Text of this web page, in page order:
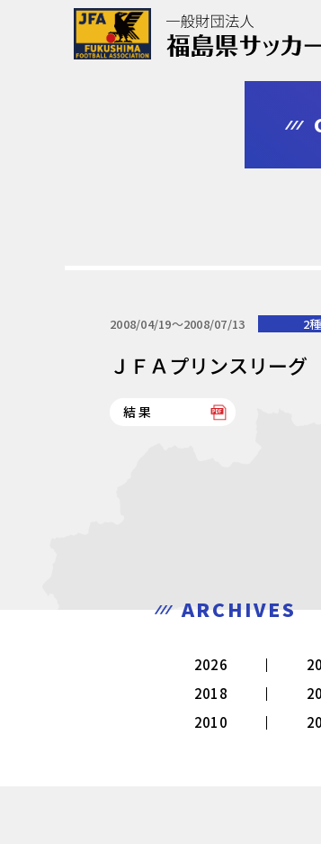
協会について
審判・指導者
2008/04/19〜2008/07/13 2種
ＪＦＡプリンスリ
結果
ARCHIVES
2026
2018
2010